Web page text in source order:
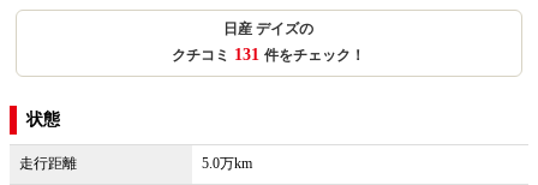
日産 デイズの
クチコミ 131 件をチェック！
状態
走行距離 5.0万km